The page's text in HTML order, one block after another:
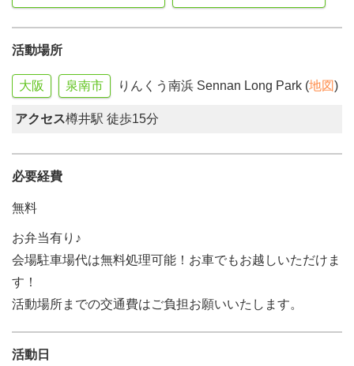
活動場所
大阪 泉南市 りんくう南浜 Sennan Long Park (地図)
アクセス樽井駅 徒歩15分
必要経費
無料
お弁当有り♪
会場駐車場代は無料処理可能！お車でもお越しいただけま
す！
活動場所までの交通費はご負担お願いいたします。
活動日